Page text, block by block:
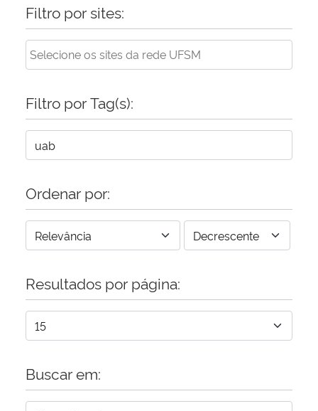
Filtro por sites:
Filtro por Tag(s):
Ordenar por:
Resultados por página:
Buscar em: